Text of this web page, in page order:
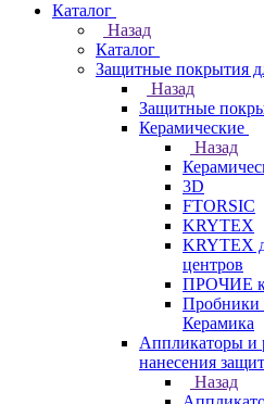
Каталог
Назад
Каталог
Защитные покрытия
Назад
Защитные
Керамические
Назад
3D
FTORSIC
KRYTEX
KRYTEX
центров
ПРОЧИЕ
Пробники
Керамика
Аппликаторы и
нанесения
Назад